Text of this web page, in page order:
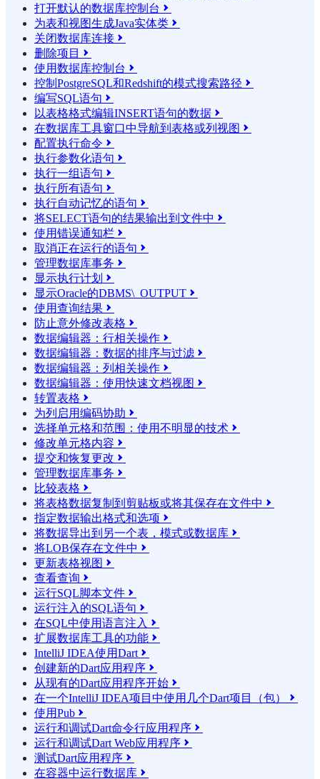
打开默认的数据库控制台 
为表和视图生成Java实体类 
关闭数据库连接 
删除项目 
使用数据库控制台 
控制PostgreSQL和Redshift的模式搜索路径 
编写SQL语句 
以表格格式编辑INSERT语句的数据 
在数据库工具窗口中导航到表格或列视图 
配置执行命令 
执行参数化语句 
执行一组语句 
执行所有语句 
执行自动记忆的语句 
将SELECT语句的结果输​​出到文件中 
使用错误通知栏 
取消正在运行的语句 
管理数据库事务 
显示执行计划 
显示Oracle的DBMS\_OUTPUT 
使用查询结果 
防止意外修改表格 
数据编辑器：行相关操作 
数据编辑器：数据的排序与过滤 
数据编辑器：列相关操作 
数据编辑器：使用快速文档视图 
转置表格 
为列启用编码协助 
选择单元格和范围：使用不明显的技术 
修改单元格内容 
提交和恢复更改 
管理数据库事务 
比较表格 
将表格数据复制到剪贴板或将其保存在文件中 
指定数据输出格式和选项 
将数据导出到另一个表，模式或数据库 
将LOB保存在文件中 
更新表格视图 
查看查询 
运行SQL脚本文件 
运行注入的SQL语句 
在SQL中使用语言注入 
扩展数据库工具的功能 
IntelliJ IDEA使用Dart 
创建新的Dart应用程序 
从现有的Dart应用程序开始 
在一个IntelliJ IDEA项目中使用几个Dart项目（包） 
使用Pub 
运行和调试Dart命令行应用程序 
运行和调试Dart Web应用程序 
测试Dart应用程序 
在容器中运行数据库 